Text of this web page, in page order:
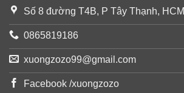
Số 8 đường T4B, P Tây Thạnh, HCM
0865819186
xuongzozo99@gmail.com
Facebook /xuongzozo